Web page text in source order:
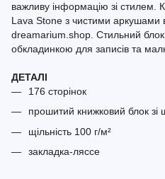
важливу інформацію зі стилем.
Lava Stone з чистими аркушами
dreamarium.shop. Стильний
обкладинкою для записів та
ДЕТАЛІ
176 сторінок
прошитий книжковий блок зі
щільність 100 г/м²
закладка-ляссе